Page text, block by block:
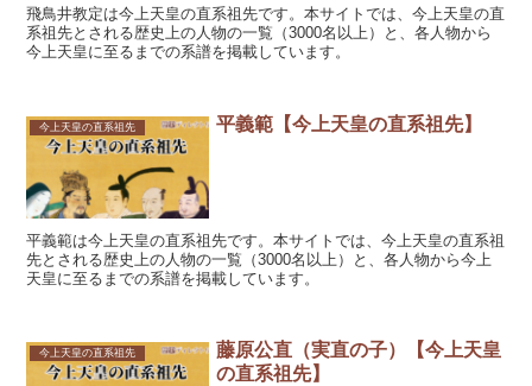
飛鳥井教定は今上天皇の直系祖先です。本サイトでは、今上天皇の直
系祖先とされる歴史上の人物の一覧（3000名以上）と、各人物から
今上天皇に至るまでの系譜を掲載しています。
今上天皇の直系祖先 平義範【今上天皇の直系祖先】
平義範は今上天皇の直系祖先です。本サイトでは、今上天皇の直系祖
先とされる歴史上の人物の一覧（3000名以上）と、各人物から今上
天皇に至るまでの系譜を掲載しています。
今上天皇の直系祖先
藤原公直（実直の子）【今上天皇
の直系祖先】